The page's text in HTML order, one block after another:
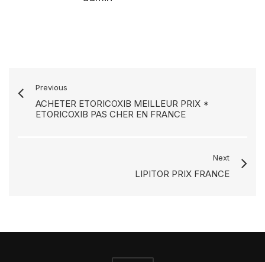
Previous
ACHETER ETORICOXIB MEILLEUR PRIX *
ETORICOXIB PAS CHER EN FRANCE
Next
LIPITOR PRIX FRANCE